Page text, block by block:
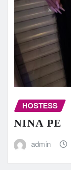
HOSTESS
NINA PE
admin